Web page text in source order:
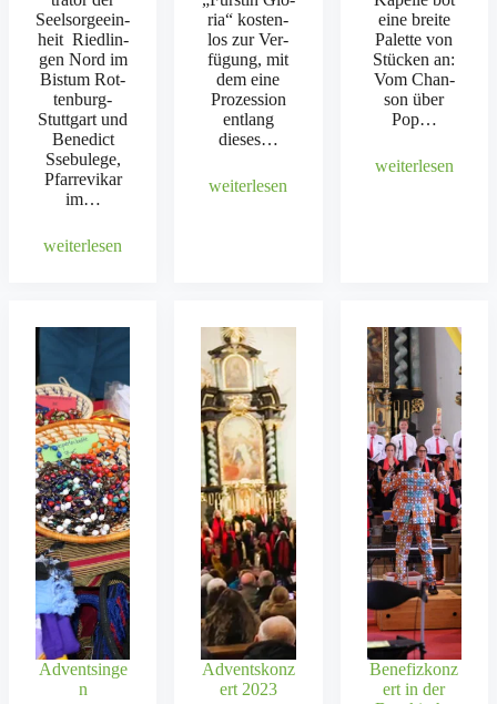
Seel­sorgeein­
heit Riedlin­
gen Nord im
Bis­tum Rot­
ten­burg-
Stuttgart und
Bene­dict
Sse­bulege,
Pfar­revikar
im…
weit­er­lesen
ria“ kosten­
los zur Ver­
fü­gung, mit
dem eine
Prozes­sion
ent­lang
dieses…
weit­er­lesen
eine bre­ite
Palette von
Stück­en an:
Vom Chan­
son über
Pop…
weit­er­lesen
Adventsinge
n
Adventskonz
ert 2023
Benefizkonz
ert in der